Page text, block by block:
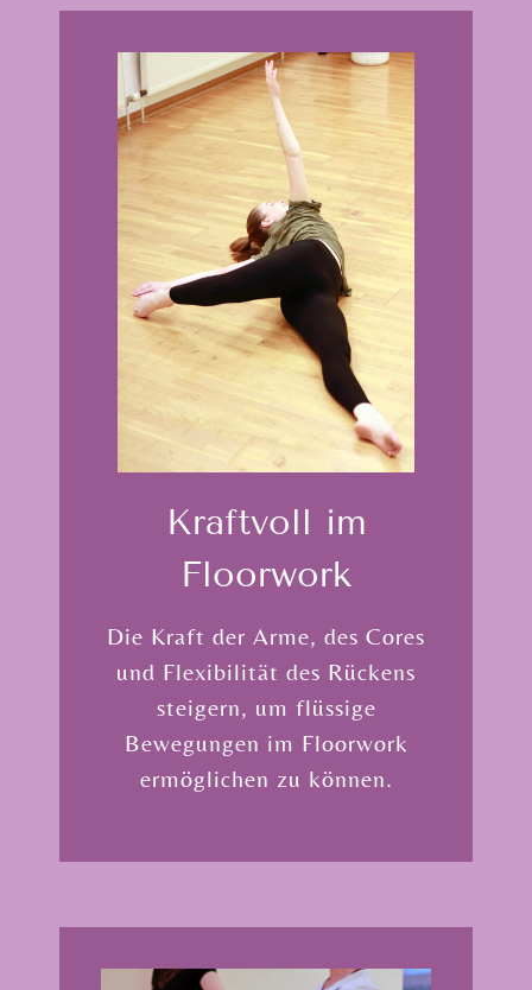
Kraftvoll im
Floorwork
Die Kraft der Arme, des Cores
und Flexibilität des Rückens
steigern, um flüssige
Bewegungen im Floorwork
ermöglichen zu können.